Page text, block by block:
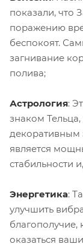
показали, что
поражению
беспокоят.
загнивание
полива;
Астрология:
знаком
декоративным
является
стабильности
Энергетика:
улучшить
благополучие,
оказаться